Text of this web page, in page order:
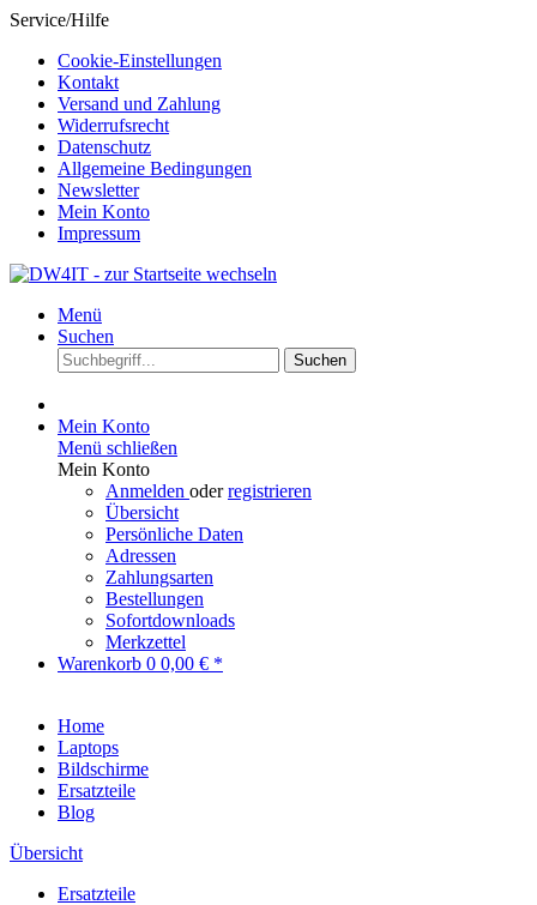
Service/Hilfe
Cookie-Einstellungen
Kontakt
Versand und Zahlung
Widerrufsrecht
Datenschutz
Allgemeine Bedingungen
Newsletter
Mein Konto
Impressum
Menü
Suchen
Suchen
Mein Konto
Menü schließen
Mein Konto
Anmelden oderregistrieren
Übersicht
Persönliche Daten
Adressen
Zahlungsarten
Bestellungen
Sofortdownloads
Merkzettel
Warenkorb 0 0,00 € *
Home
Laptops
Bildschirme
Ersatzteile
Blog
Übersicht
Ersatzteile